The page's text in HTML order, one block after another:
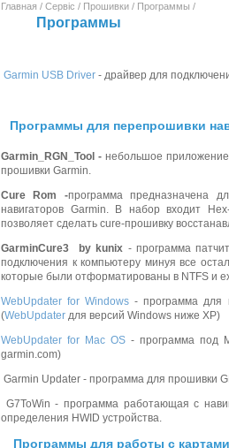
Главная / Сервіс / Прошивки / Программы /
Программы
Garmin USB Driver - драйвер для
Программы для перепрошивки
Garmin_RGN_Tool -небольшое приложение
прошивки Garmin.
Cure Rom -программа предназначена
навигаторов Garmin. В набор входит
позволяет сделать cure-прошивку
GarminCure3
by kunix - программа
подключения к компьютеру минуя все
которые были отформатированы в NTFS и
WebUpdater for Windows - программа для
(WebUpdater для версий Windows ниже XP)
WebUpdater for Mac OS - программа под
garmin.com)
Garmin Updater - программа для прошивки
G7ToWin - программа работающая с
определения HWID устройства.
Программы для работы с